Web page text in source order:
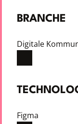
BRANCHE
Digitale
Figma